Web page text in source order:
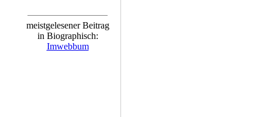
meistgelesener Beitrag
in Biographisch:
Imwebbum